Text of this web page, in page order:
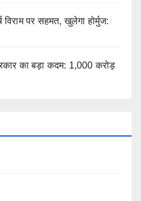
पर सहमत, खुलेगा होर्मुज:
का बड़ा कदम: 1,000 करोड़